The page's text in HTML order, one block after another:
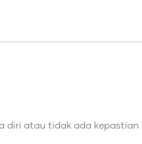
diri atau tidak ada kepastian